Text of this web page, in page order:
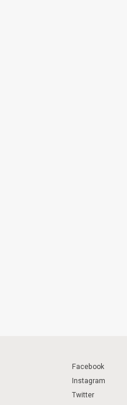
Facebook
Instagram
Twitter